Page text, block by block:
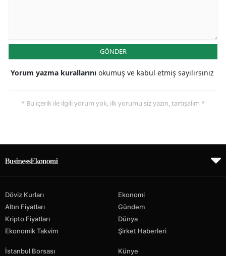
GÖNDER
Yorum yazma kurallarını okumuş ve kabul etmiş sayılırsınız
* Bu içerik ile ilgili yorum yok, ilk yorumu siz yazın, tartışalım *
Döviz Kurları
Altın Fiyatları
Kripto Fiyatları
Ekonomik Takvim
Ekonomi
Gündem
Dünya
Şirket Haberleri
İstanbul Borsası
Künye